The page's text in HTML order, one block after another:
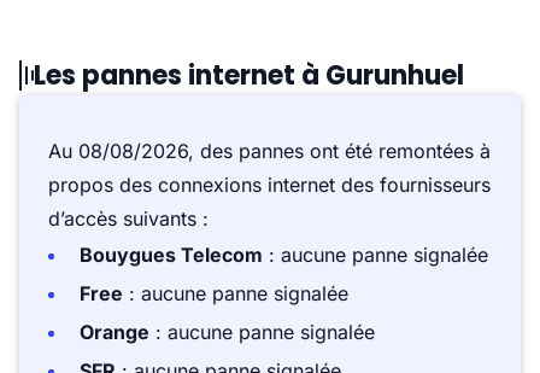
Les pannes internet à Gurunhuel
Au 08/08/2026, des pannes ont été remontées à
propos des connexions internet des fournisseurs
d’accès suivants :
Bouygues Telecom : aucune panne signalée
Free : aucune panne signalée
Orange : aucune panne signalée